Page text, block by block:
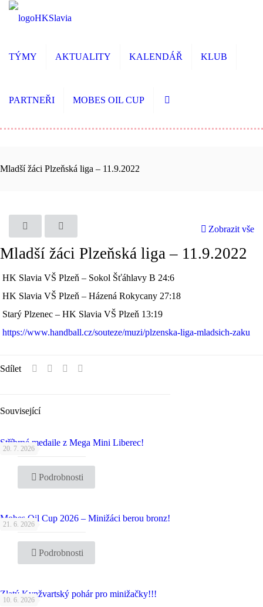
TÝMY AKTUALITY KALENDÁŘ KLUB
PARTNEŘI MOBES OIL CUP
Mladší žáci Plzeňská liga – 11.9.2022
Zobrazit vše
Mladší žáci Plzeňská liga – 11.9.2022
HK Slavia VŠ Plzeň – Sokol Šťáhlavy B 24:6
HK Slavia VŠ Plzeň – Házená Rokycany 27:18
Starý Plzenec – HK Slavia VŠ Plzeň 13:19
https://www.handball.cz/souteze/muzi/plzenska-liga-mladsich-zaku
Sdílet
Související
20. 7. 2026
Stříbrné medaile z Mega Mini Liberec!
Podrobnosti
21. 6. 2026
Mobes Oil Cup 2026 – Minižáci berou bronz!
Podrobnosti
10. 6. 2026
Zlatý Kynžvartský pohár pro minižačky!!!